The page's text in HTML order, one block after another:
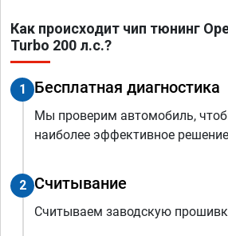
Как происходит чип тюнинг
Turbo 200 л.с.?
1 Бесплатная диагностика
Мы проверим автомобиль,
наиболее эффективное
2 Считывание
Считываем заводскую